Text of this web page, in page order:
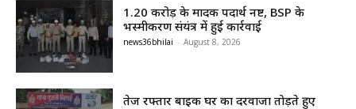
1.20 करोड़ के मादक पदार्थ नष्ट, BSP के
भस्मीकरण संयंत्र में हुई कार्रवाई
news36bhilai - August 8, 2026
तेज रफ्तार बाइक घर का दरवाजा तोड़ते हुए